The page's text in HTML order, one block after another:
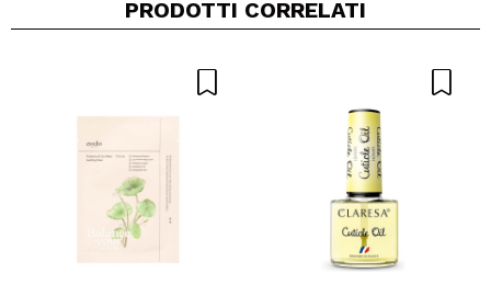
PRODOTTI CORRELATI